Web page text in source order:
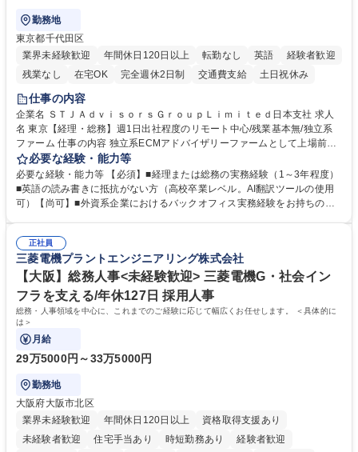
勤務地
東京都千代田区
業界未経験歓迎
年間休日120日以上 転勤なし 英語
経験者歓迎
残業なし
在宅OK 完全週休2日制 交通費支給 土日祝休み
仕事の内容
企業名 ＳＴＪＡｄｖｉｓｏｒｓＧｒｏｕｐＬｉｍｉｔｅｄ日本支社 求人
名 東京【経理・総務】週1日出社程度のリモート中心/残業基本無/独立系
ファーム 仕事の内容 独立系ECMアドバイザリーファームとして上場前後
の資本市場戦略を設計する当社にて経理・総務をお任せします。基礎的な
バックオフィス業務からスタートし組織を支える専任担当として広く活躍
できる環境です。 ■日常経理、月次および年次決算サポート業務 ■本国
（グローバル）との英文メール対応（AI翻訳ツール等を使用しての対応で
業務をお任せします。残業も基本的には発生せず、ご自身のペースで業務
を進めやすく定着率の高い環境です。 募集職種 東京【経理・総務】週1日
出社程度のリモート中心/残業基本無/独立系ファーム
必要な経験・能力等
必要な経験・能力等 【必須】■経理または総務の実務経験（1～3年程度）
■英語の読み書きに抵抗がない方（高校卒業レベル。AI翻訳ツールの使用
可）【尚可】■外資系企業におけるバックオフィス実務経験をお持ちの方
【働き方について】現在は週4日程度の在宅勤務を実施しており、ワーク
ライフバランスを重視する方に最適な環境です（フルリモートも面接で相
談可）。【求める人物像】幅広いバックオフィス業務に柔軟に対応でき、
社内外と円滑にコミュニケーションを取りながら業務を推進できる方 学
歴・資格 学歴：大学院 大学 高専 短大 専修学校 高校 語学力： 資格：
正社員
三菱電機プラントエンジニアリング株式会社
【大阪】総務人事<未経験歓迎> 三菱電機G・社会イン
フラを支える/年休127日 採用人事
総務・人事領域を中心に、これまでのご経験に応じて幅広くお任せします。 ＜具体的に
は＞
月給
29万5000円～33万5000円
勤務地
大阪府大阪市北区
業界未経験歓迎
年間休日120日以上
資格取得支援あり
未経験者歓迎
住宅手当あり 時短勤務あり
経験者歓迎